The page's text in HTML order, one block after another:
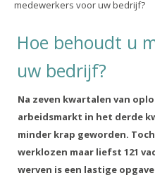
medewerkers voor uw bedrijf?
Hoe behoudt u
uw bedrijf?
Na zeven kwartalen van
arbeidsmarkt in het derde
minder krap geworden.
werklozen maar liefst 121
werven is een lastige